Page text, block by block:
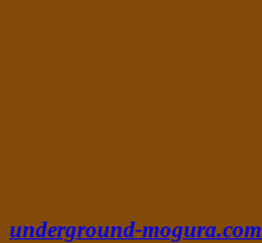
underground-mogura.com